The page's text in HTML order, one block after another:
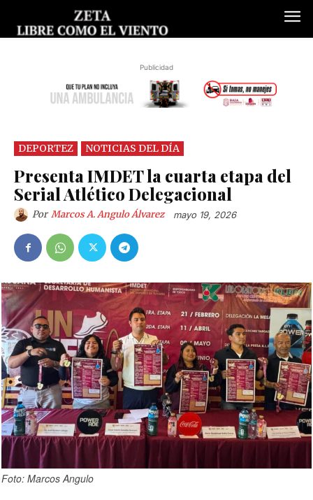
Publicidad
DEPORTEZ NOTICIAS DEL DÍA
Presenta IMDET la cuarta etapa del
Serial Atlético Delegacional
Por Marcos A. Angulo Álvarez mayo 19, 2026
Foto: Marcos Angulo